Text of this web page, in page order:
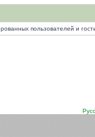
пользователей и